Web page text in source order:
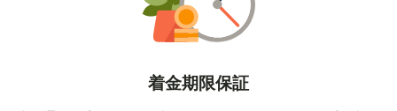
着金期限保証